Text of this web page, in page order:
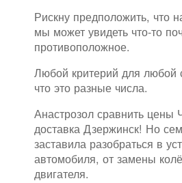
Рискну предположить, что
мы может увидеть что-то
противоположное.
Любой критерий для любой
что это разные числа.
Анастрозол сравнить цены
доставка Дзержинск! Но
заставила разобраться в
автомобиля, от замены
двигателя.